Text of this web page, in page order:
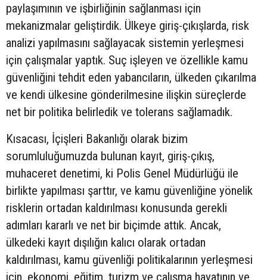
paylaşımının ve işbirliğinin sağlanması için
mekanizmalar geliştirdik. Ülkeye giriş-çıkışlarda, risk
analizi yapılmasını sağlayacak sistemin yerleşmesi
için çalışmalar yaptık. Suç işleyen ve özellikle kamu
güvenliğini tehdit eden yabancıların, ülkeden çıkarılma
ve kendi ülkesine gönderilmesine ilişkin süreçlerde
net bir politika belirledik ve tolerans sağlamadık.
Kısacası, İçişleri Bakanlığı olarak bizim
sorumluluğumuzda bulunan kayıt, giriş-çıkış,
muhaceret denetimi, ki Polis Genel Müdürlüğü ile
birlikte yapılması şarttır, ve kamu güvenliğine yönelik
risklerin ortadan kaldırılması konusunda gerekli
adımları kararlı ve net bir biçimde attık. Ancak,
ülkedeki kayıt dışılığın kalıcı olarak ortadan
kaldırılması, kamu güvenliği politikalarının yerleşmesi
için, ekonomi, eğitim, turizm ve çalışma hayatının ve